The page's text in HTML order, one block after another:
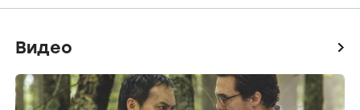
Видео icon